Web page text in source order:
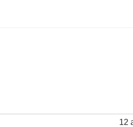
12